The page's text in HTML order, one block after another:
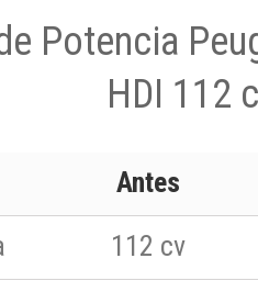
Potencia
HDI 112
Antes
112 cv